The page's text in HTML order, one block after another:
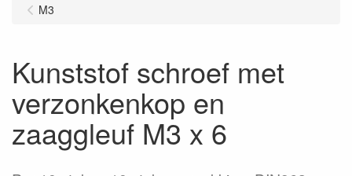
M3
Kunststof schroef met
verzonkenkop en
zaaggleuf M3 x 6